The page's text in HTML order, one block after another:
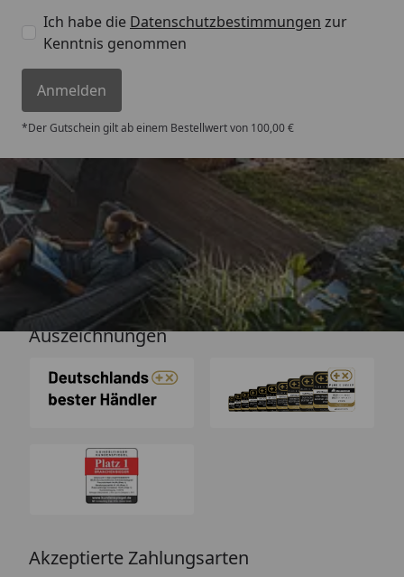
Ich habe die Datenschutzbestimmungen zur
Kenntnis genommen
Anmelden
*Der Gutschein gilt ab einem Bestellwert von 100,00 €
Versand
Auszeichnungen
Akzeptierte Zahlungsarten